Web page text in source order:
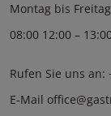
Montag bis Freitag
08:00 12:00 –
Rufen Sie uns an:
E-Mail